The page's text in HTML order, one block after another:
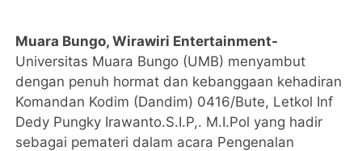
Muara Bungo, Wirawiri Entertainment-
Universitas Muara Bungo (UMB) menyambut
dengan penuh hormat dan kebanggaan kehadiran
Komandan Kodim (Dandim) 0416/Bute, Letkol Inf
Dedy Pungky Irawanto.S.I.P,. M.I.Pol yang hadir
sebagai pemateri dalam acara Pengenalan